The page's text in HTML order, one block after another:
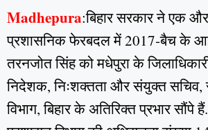
Madhepura:बिहार सरकार ने एक और
प्रशासनिक फेरबदल में 2017‑बैच के
तरनजोत सिंह को मधेपुरा के
निदेशक, निःशक्तता और संयुक्त
विभाग, बिहार के अतिरिक्त प्रभार सौंपे